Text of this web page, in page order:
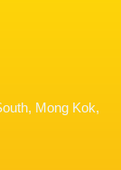
Mong Kok,